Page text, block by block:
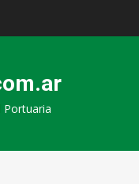
Portuaria